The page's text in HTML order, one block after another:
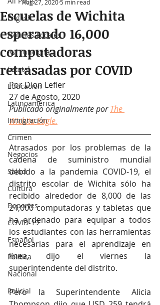
English
Noticias Locales
Así Funciona...
Estatal
Educación
Latinoamérica
Inmigración
Crimen
Negocios
Salud
Cultura
Deportes
COVID-19
Español
Política
Nacional
Policial
Escuelas de Wichita
esperando 16,000
computadoras
retrasadas por COVID
Aug 27, 2020 5 min read
Por Dion Lefler
27 de Agosto, 2020
Publicado originalmente por The
Wichita Eagle.
Atrasados por los problemas de la
cadena de suministro mundial
debido a la pandemia COVID-19, el
distrito escolar de Wichita sólo ha
recibido alrededor de 8,000 de las
24,000 computadoras y tabletas que
ha ordenado para equipar a todos
los estudiantes con las herramientas
necesarias para el aprendizaje en
línea, dijo el viernes la
superintendente del distrito.
Pero la Superintendente Alicia